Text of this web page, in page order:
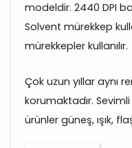
modeldir. 2440 DPI
Solvent mürekkep
mürekkepler kullanılır.
Çok uzun yıllar aynı
korumaktadır.
ürünler güneş, ışık,